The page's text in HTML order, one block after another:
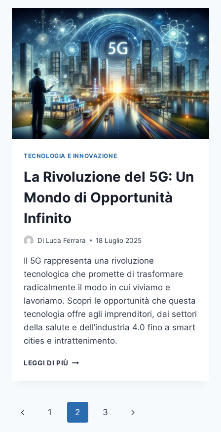
OPPORTUNITÀ
E
SFIDE
PER
LA
PRIVACY
DEI
PIÙ
GIOVANI
TECNOLOGIA E INNOVAZIONE
La Rivoluzione del 5G: Un
Mondo di Opportunità
Infinito
Di Luca Ferrara 18 Luglio 2025
Il 5G rappresenta una rivoluzione
tecnologica che promette di trasformare
radicalmente il modo in cui viviamo e
lavoriamo. Scopri le opportunità che questa
tecnologia offre agli imprenditori, dai settori
della salute e dell’industria 4.0 fino a smart
cities e intrattenimento.
LEGGI DI PIÙ LA
UN
MONDO
DI
Navigazione
Pagina
1 2 3
Pagina